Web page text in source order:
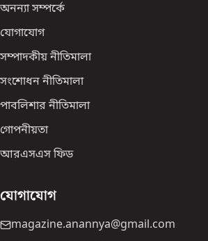
অনন্যা সম্পর্কে
যোগাযোগ
সম্পাদকীয় নীতিমালা
সংশোধন নীতিমালা
পাবলিশার নীতিমালা
গোপনীয়তা
আরএসএস ফিড
যোগাযোগ
magazine.anannya@gmail.com